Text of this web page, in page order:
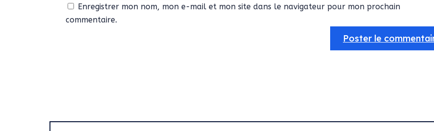
Enregistrer mon nom, mon e-mail et mon site dans le navigateur pour mon prochain
commentaire.